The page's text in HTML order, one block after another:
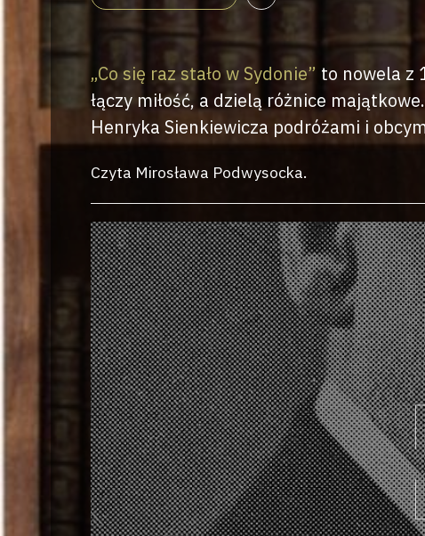
„Co się raz stało w Sydonie” to nowela z
łączy miłość, a dzielą różnice
Henryka Sienkiewicza podróżami i
Czyta Mirosława Podwysocka.